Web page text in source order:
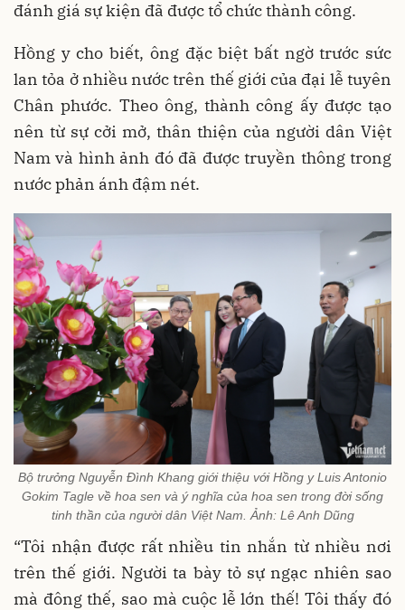
đánh giá sự kiện đã được tổ chức thành công.
Hồng y cho biết, ông đặc biệt bất ngờ trước sức
lan tỏa ở nhiều nước trên thế giới của đại lễ tuyên
Chân phước. Theo ông, thành công ấy được tạo
nên từ sự cởi mở, thân thiện của người dân Việt
Nam và hình ảnh đó đã được truyền thông trong
nước phản ánh đậm nét.
Bộ trưởng Nguyễn Đình Khang giới thiệu với Hồng y Luis Antonio
Gokim Tagle về hoa sen và ý nghĩa của hoa sen trong đời sống
tinh thần của người dân Việt Nam. Ảnh: Lê Anh Dũng
“Tôi nhận được rất nhiều tin nhắn từ nhiều nơi
trên thế giới. Người ta bày tỏ sự ngạc nhiên sao
mà đông thế, sao mà cuộc lễ lớn thế! Tôi thấy đó